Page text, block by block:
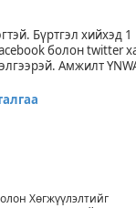
Бүртгэл хийхэд
болон twitter
Амжилт
Хөгжүүлэлтийг